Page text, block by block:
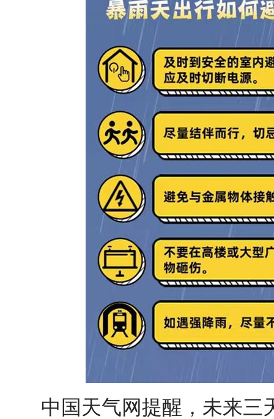
中国天气网提醒，未来三